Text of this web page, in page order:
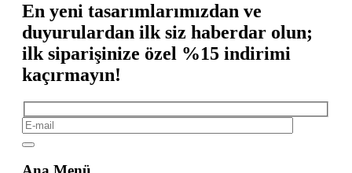
En yeni tasarımlarımızdan ve
duyurulardan ilk siz haberdar olun;
ilk siparişinize özel %15 indirimi
kaçırmayın!